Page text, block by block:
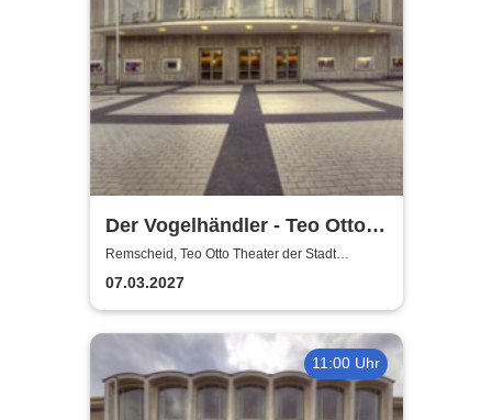
Der Vogelhändler - Teo Otto
Theater der Stadt Remscheid
Remscheid, Teo Otto Theater der Stadt
Remscheid
07.03.2027
11:00 Uhr